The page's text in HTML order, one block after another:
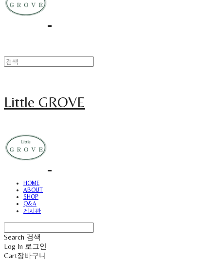
Little GROVE
HOME
ABOUT
SHOP
Q&A
게시판
Search 검색
Log In 로그인
Cart장바구니